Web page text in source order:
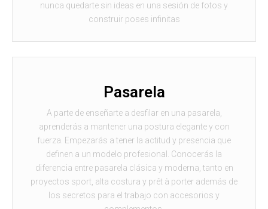
nunca quedarte sin ideas en una sesión de fotos y
construir poses infinitas
Pasarela
A parte de enseñarte a desfilar en una pasarela,
aprenderás a mantener una postura elegante y con
fuerza. Empezarás a tener la actitud y presencia que
definen a un modelo profesional. Conocerás la
diferencia entre pasarela clásica y moderna, tanto en
proyectos sport, alta costura y prêt à porter además de
los secretos para el trabajo con accesorios y